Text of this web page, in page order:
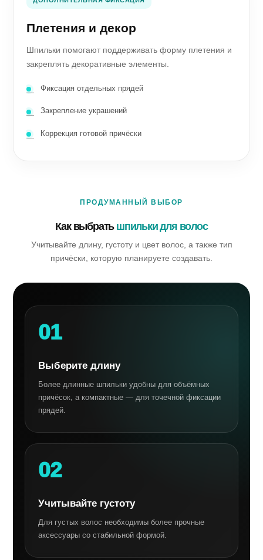
Плетения и декор
Шпильки помогают поддерживать форму плетения и
закреплять декоративные элементы.
Фиксация отдельных прядей
Закрепление украшений
Коррекция готовой причёски
ПРОДУМАННЫЙ ВЫБОР
Как выбрать шпильки для волос
Учитывайте длину, густоту и цвет волос, а также тип
причёски, которую планируете создавать.
01
Выберите длину
Более длинные шпильки удобны для объёмных
причёсок, а компактные — для точечной фиксации
прядей.
02
Учитывайте густоту
Для густых волос необходимы более прочные
аксессуары со стабильной формой.